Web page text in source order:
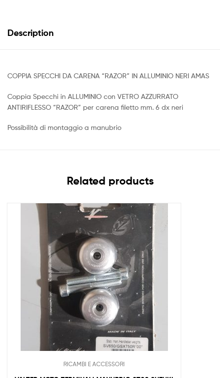
Description
COPPIA SPECCHI DA CARENA “RAZOR” IN ALLUMINIO NERI AMAS
Coppia Specchi in ALLUMINIO con VETRO AZZURRATO
ANTIRIFLESSO “RAZOR” per carena filetto mm. 6 dx neri
Possibilità di montaggio a manubrio
Related products
RICAMBI E ACCESSORI